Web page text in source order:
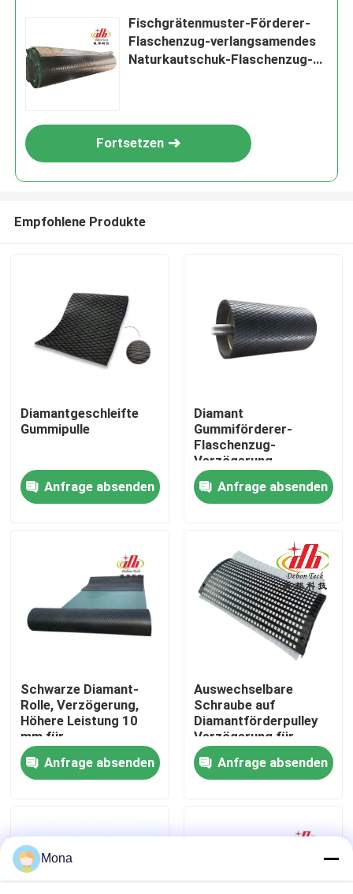
Startseite
Produkte
Fabrik Tour
Qualitätskontrolle
Kontakt
Keramische Abnutzungszwischenlage
Tonerde-keramische Zwischenlage
Fischgrätenmuster-Förderer-
Flaschenzug-verlangsamendes
Naturkautschuk-Flaschenzug-
Fortsetzen
Empfohlene Produkte
Diamantgeschleifte
Gummipulle
Anfrage absenden
Diamant
Gummiförderer-
Flaschenzug-
Verzögerung
Anfrage absenden
Schwarze Diamant-
Rolle, Verzögerung,
Höhere Leistung 10
mm für
Fördermaschinen
Anfrage absenden
Auswechselbare
Schraube auf
Diamantförderpulley
Verzögerung für
Antriebspulley
Anfrage absenden
Mona